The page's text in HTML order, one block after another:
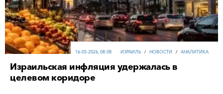
ИЗРАИЛЬ / НОВОСТИ / АНАЛИТИКА
16-05-2026, 08:08
Израильская инфляция удержалась в
целевом коридоре